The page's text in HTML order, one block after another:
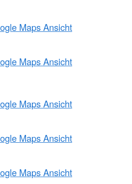
Maps Ansicht
Maps Ansicht
Maps Ansicht
Maps Ansicht
Maps Ansicht